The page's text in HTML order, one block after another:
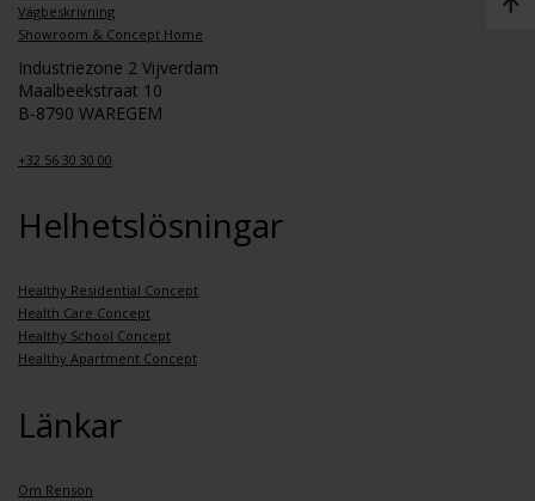
Vägbeskrivning
Showroom & Concept Home
Industriezone 2 Vijverdam
Maalbeekstraat 10
B-8790 WAREGEM
+32 56 30 30 00
Helhetslösningar
Healthy Residential Concept
Health Care Concept
Healthy School Concept
Healthy Apartment Concept
Länkar
Om Renson